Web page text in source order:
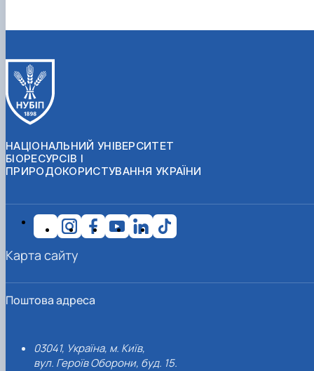
НАЦІОНАЛЬНИЙ УНІВЕРСИТЕТ
БІОРЕСУРСІВ І
ПРИРОДОКОРИСТУВАННЯ УКРАЇНИ
Поштова адреса
03041, Україна, м. Київ,
вул. Героїв Оборони, буд. 15.
Карта сайту